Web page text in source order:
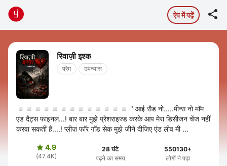
ऐप में पढ़ें 
रिवाज़ी इश्क
प्रेम उपन्यास
◽◽◽◽◽◽◽◽◽◽◽◽◽ " आई सैड नो.....मीन्स नो माॅम
एंड दैट्स फाइनल...! बार बार मुझे प्रेशराइज्ड करके आप मेरा डिसीजन चेंज नहीं
करवा सकतीं हैं....! प्लीज़ फाॅर गाॅड सेक मुझे जीने दीजिए एंड लीव मी ...
4.9
(47.4K)
28 घंटे
पढ़ने का समय
550130+
लोगों ने पढ़ा